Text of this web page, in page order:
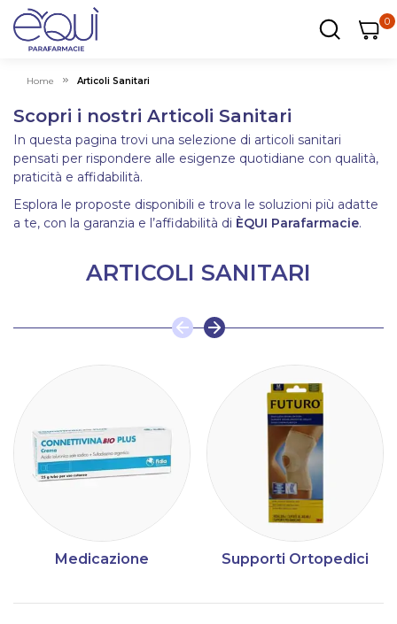
00
Home Articoli Sanitari
Scopri i nostri Articoli Sanitari
In questa pagina trovi una selezione di articoli sanitari
pensati per rispondere alle esigenze quotidiane con qualità,
praticità e affidabilità.
Esplora le proposte disponibili e trova le soluzioni più adatte
a te, con la garanzia e l’affidabilità di ÈQUI Parafarmacie.
ARTICOLI SANITARI
Medicazione Supporti Ortopedici